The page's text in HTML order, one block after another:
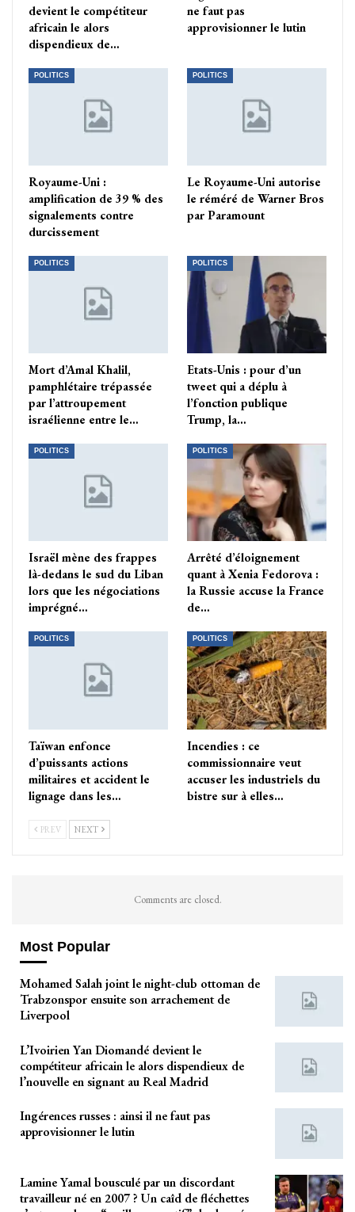
devient le compétiteur
africain le alors
dispendieux de…
ne faut pas
approvisionner le lutin
POLITICS
Royaume-Uni :
amplification de 39 % des
signalements contre
durcissement
POLITICS
Le Royaume-Uni autorise
le réméré de Warner Bros
par Paramount
POLITICS
Mort d’Amal Khalil,
pamphlétaire trépassée
par l’attroupement
israélienne entre le…
POLITICS
Etats-Unis : pour d’un
tweet qui a déplu à
l’fonction publique
Trump, la…
POLITICS
Israël mène des frappes
là-dedans le sud du Liban
lors que les négociations
imprégné…
POLITICS
Arrêté d’éloignement
quant à Xenia Fedorova :
la Russie accuse la France
de…
POLITICS
Taïwan enfonce
d’puissants actions
militaires et accident le
lignage dans les…
POLITICS
Incendies : ce
commissionnaire veut
accuser les industriels du
bistre sur à elles…
PREV NEXT
Comments are closed.
Most Popular
Mohamed Salah joint le night-club ottoman de
Trabzonspor ensuite son arrachement de
Liverpool
L’Ivoirien Yan Diomandé devient le
compétiteur africain le alors dispendieux de
l’nouvelle en signant au Real Madrid
Ingérences russes : ainsi il ne faut pas
approvisionner le lutin
Lamine Yamal bousculé par un discordant
travailleur né en 2007 ? Un caîd de fléchettes